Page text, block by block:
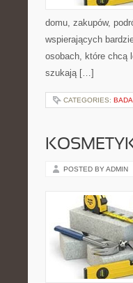
domu, zakupów,
wspierających
osobach, które chcą
szukają […]
CATEGORIES:
POSTED BY ADMIN